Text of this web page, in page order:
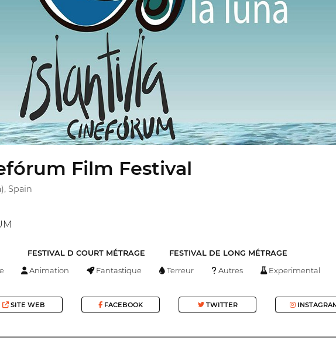
Film Festival
Spain
FESTIVAL D COURT MÉTRAGE FESTIVAL DE LONG MÉTRAGE
Animation Fantastique Terreur Autres Experimental
SITE WEB FACEBOOK TWITTER